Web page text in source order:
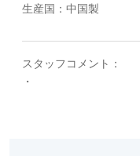
生産国：中国製
スタッフコメント：
・